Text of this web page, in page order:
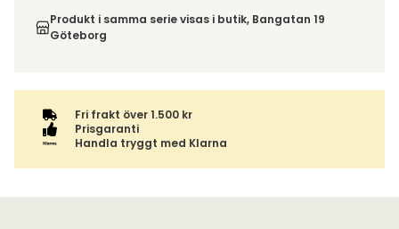
inte av ångerrätten.
Produkt i samma serie visas i butik, Bangatan 19
Göteborg
Fri frakt över 1.500 kr
Prisgaranti
Handla tryggt med Klarna